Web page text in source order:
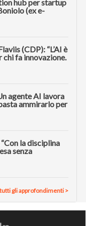
hub per startup
(ex e-
(CDP): “L’AI è
fa innovazione.
agente AI lavora
ammirarlo per
la disciplina
senza
gli approfondimenti >